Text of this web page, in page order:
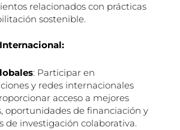
relacionados con prácticas
sostenible.
: Participar en
y redes internacionales
acceso a mejores
oportunidades de financiación y
de investigación colaborativa.